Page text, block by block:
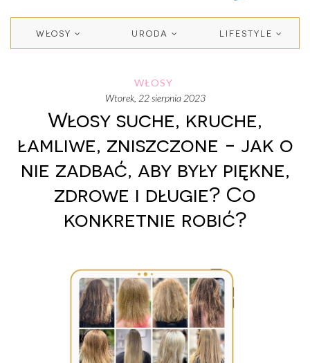
WŁOSY URODA LIFESTYLE
WŁOSY
wtorek, 22 sierpnia 2023
Włosy suche, kruche,
łamliwe, zniszczone - jak o
nie zadbać, aby były piękne,
zdrowe i długie? Co
konkretnie robić?